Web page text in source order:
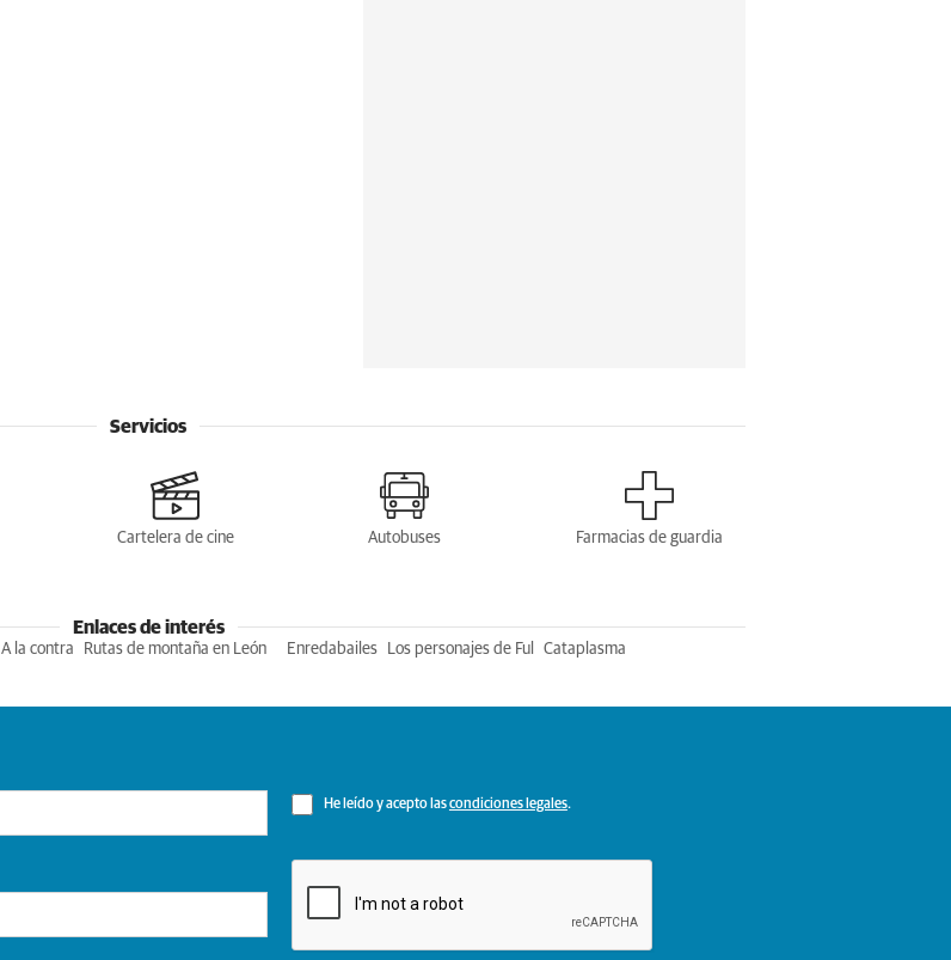
Servicios
Cartelera de cine Autobuses Farmacias de guardia
Enlaces de interés
A la contra Rutas de montaña en León Enredabailes Los personajes de Ful Cataplasma
He leído y acepto lascondiciones legales.